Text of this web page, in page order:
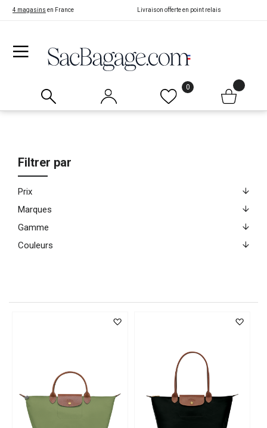
4 magasins en France Livraison offerte en point relais
0
Filtrer par
Prix
Marques
Gamme
Couleurs